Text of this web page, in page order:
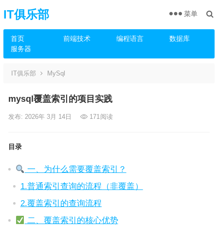
IT俱乐部
首页 前端技术 编程语言
数据库
服务器
菜单
IT俱乐部 MySql
mysql覆盖索引的项目实践
发布: 2026年 3月 14日 171阅读
目录
一、为什么需要覆盖索引？
1.普通索引查询的流程（非覆盖）
2.覆盖索引的查询流程
二、覆盖索引的核心优势